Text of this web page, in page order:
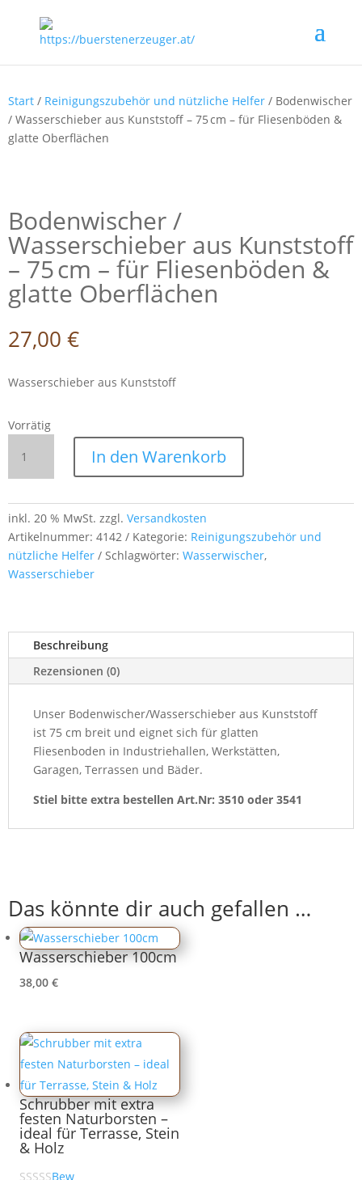
Start / Reinigungszubehör und nützliche Helfer / Bodenwischer
/ Wasserschieber aus Kunststoff – 75 cm – für Fliesenböden &
glatte Oberflächen
Bodenwischer /
Wasserschieber aus Kunststoff
– 75 cm – für Fliesenböden &
glatte Oberflächen
27,00 €
Wasserschieber aus Kunststoff
Vorrätig
Bodenwischer
Wasserschieber
Kunststoff
–
75 cm
–
&
glatte
Oberflächen
Menge
In den Warenkorb
inkl. 20 % MwSt. zzgl. Versandkosten
Artikelnummer: 4142 Kategorie: Reinigungszubehör und
nützliche Helfer
Schlagwörter: Wasserwischer,
Wasserschieber
Beschreibung
Rezensionen (0)
Unser Bodenwischer/Wasserschieber aus Kunststoff
ist 75 cm breit und eignet sich für glatten
Fliesenboden in Industriehallen, Werkstätten,
Garagen, Terrassen und Bäder.
Stiel bitte extra bestellen Art.Nr: 3510 oder 3541
Das könnte dir auch gefallen …
Wasserschieber 100cm
38,00 €
Schrubber mit extra
festen Naturborsten –
ideal für Terrasse, Stein
& Holz
Bew